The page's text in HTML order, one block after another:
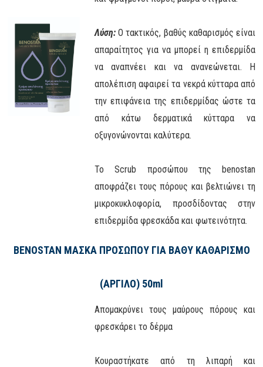
Λύση: Ο τακτικός, βαθύς καθαρισμός είναι
απαραίτητος για να μπορεί η επιδερμίδα
να αναπνέει και να ανανεώνεται. Η
απολέπιση αφαιρεί τα νεκρά κύτταρα από
την επιφάνεια της επιδερμίδας ώστε τα
από κάτω δερματικά κύτταρα να
οξυγονώνονται καλύτερα.
Το Scrub προσώπου της benostan
αποφράζει τους πόρους και βελτιώνει τη
μικροκυκλοφορία, προσδίδοντας στην
επιδερμίδα φρεσκάδα και φωτεινότητα.
BENOSTAN ΜΑΣΚΑ ΠΡΟΣΩΠΟΥ ΓΙΑ ΒΑΘΥ ΚΑΘΑΡΙΣΜΟ
(ΑΡΓΙΛΟ) 50ml
Απομακρύνει τους μαύρους πόρους και
φρεσκάρει το δέρμα
Κουραστήκατε από τη λιπαρή και